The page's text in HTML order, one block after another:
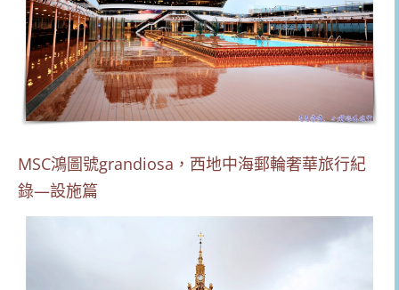
MSC鴻圖號grandiosa，西地中海郵輪奢華旅行紀
錄—設施篇